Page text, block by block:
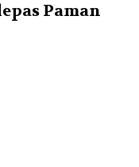
Paman